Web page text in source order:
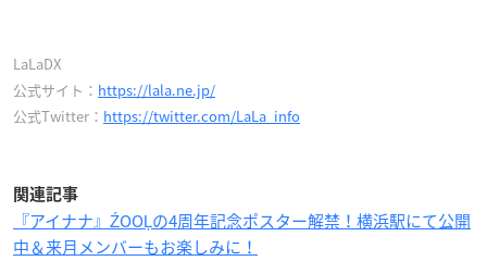
LaLaDX
公式サイト： https://lala.ne.jp/
公式Twitter： https://twitter.com/LaLa_info
関連記事
『アイナナ』ŹOOĻの4周年記念ポスター解禁！横浜駅にて公開
中＆来月メンバーもお楽しみに！